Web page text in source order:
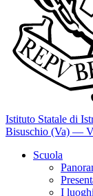
Istituto Statale di
Bisuschio (Va) —
Scuola
I luoghi